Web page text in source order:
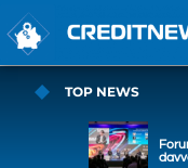
TOP NEWS